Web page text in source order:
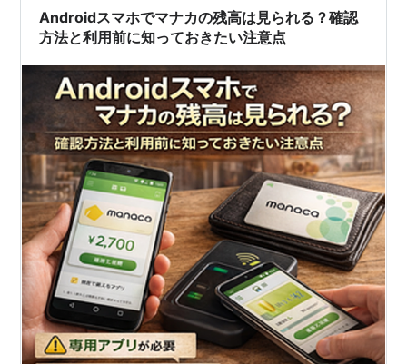
Androidスマホでマナカの残高は見られる？確認
方法と利用前に知っておきたい注意点